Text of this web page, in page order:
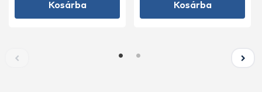
Kosárba Kosárba